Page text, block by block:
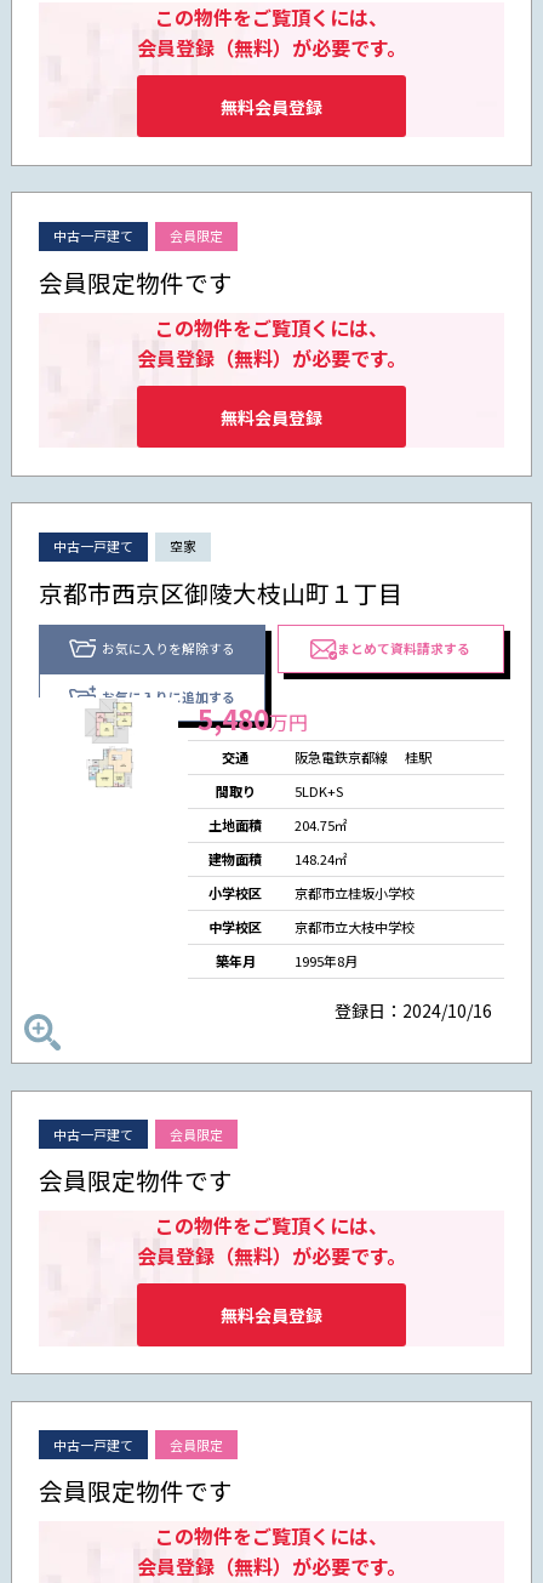
この物件をご覧頂くには、
会員登録（無料）が必要です。
無料会員登録
中古一戸建て 会員限定
会員限定物件です
この物件をご覧頂くには、
会員登録（無料）が必要です。
無料会員登録
中古一戸建て 空家
京都市西京区御陵大枝山町１丁目
お気に入りを解除する
お気に入りに追加する
まとめて資料請求する
5,480万円
交通 阪急電鉄京都線桂駅
間取り
5LDK+S
土地面積
204.75㎡
建物面積
148.24㎡
小学校区
京都市立桂坂小学校
中学校区
京都市立大枝中学校
築年月
1995年8月
登録日：2024/10/16
中古一戸建て 会員限定
会員限定物件です
この物件をご覧頂くには、
会員登録（無料）が必要です。
無料会員登録
中古一戸建て 会員限定
会員限定物件です
この物件をご覧頂くには、
会員登録（無料）が必要です。